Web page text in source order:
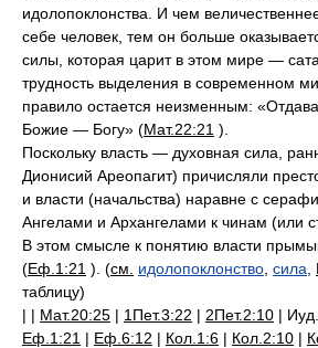
идолопоклонства. И чем
себе человек, тем он больше
силы, которая царит в этом мире —
трудность выделения в современном
правило остается неизменным:
Божие — Богу» (Мат.22:21 ).
Поскольку власть — духовная сила,
Дионисий Ареопагит) причисляли
и власти (начальства) наравне с
Ангелами и Архангелами к чинам (или
В этом смысле к понятию власти
(Еф.1:21 ). (см. идолопоклонство сила
таблицу)
| | Мат.20:25 | 1Пет.3:22 | 2Пет.2:10 |
Еф.1:21 | Еф.6:12 | Кол.1:6 | Кол.2:10 |